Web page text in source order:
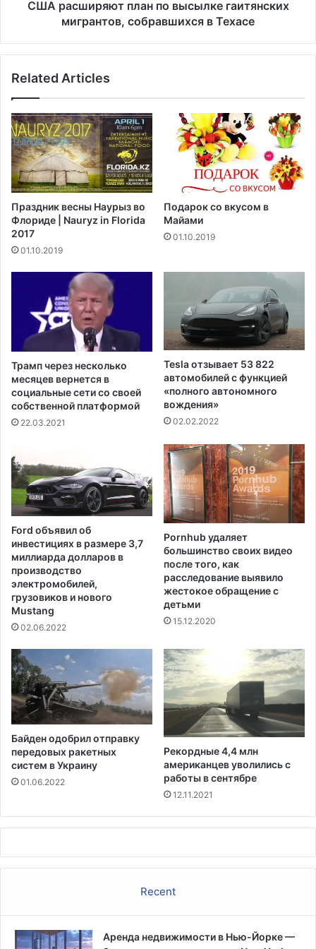
и
о
и
и
Н
ь
ю
с
о
м
а
о
н
о
л
и
т
е
л
н
ы
р
е
з
у
ь
т
а
т
н
C
o
i
а
о
в
ы
с
ы
к
е
а
и
и
х
м
и
г
н
т
о
в
о
б
р
а
в
ш
х
с
я
в
Т
х
с
США расширяют план по высылке гаитянских
мигрантов, собравшихся в Техасе
Related Articles
Праздник весны Наурыз во
Флориде | Nauryz in Florida
2017
01.10.2019
Подарок со вкусом в
Майами
01.10.2019
Трамп через несколько
месяцев вернется в
социальные сети со своей
собственной платформой
22.03.2021
Tesla отзывает 53 822
автомобилей с функцией
«полного автономного
вождения»
02.02.2022
Ford объявил об
инвестициях в размере 3,7
миллиарда долларов в
производство
электромобилей,
грузовиков и нового
Mustang
02.06.2022
Pornhub удаляет
большинство своих видео
после того, как
расследование выявило
жестокое обращение с
детьми
15.12.2020
Байден одобрил отправку
передовых ракетных
систем в Украину
01.06.2022
Рекордные 4,4 млн
американцев уволились с
работы в сентябре
12.11.2021
Recent
Аренда недвижимости в Нью-Йорке —